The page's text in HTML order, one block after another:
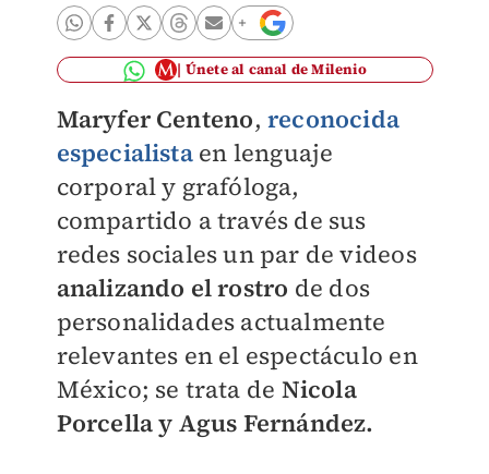
Únete al canal de Milenio
Maryfer Centeno, reconocida
especialistaen lenguaje
corporal y grafóloga,
compartido a través de sus
redes sociales un par de videos
analizando el rostro de dos
personalidades actualmente
relevantes en el espectáculo en
México; se trata de Nicola
Porcella y Agus Fernández.